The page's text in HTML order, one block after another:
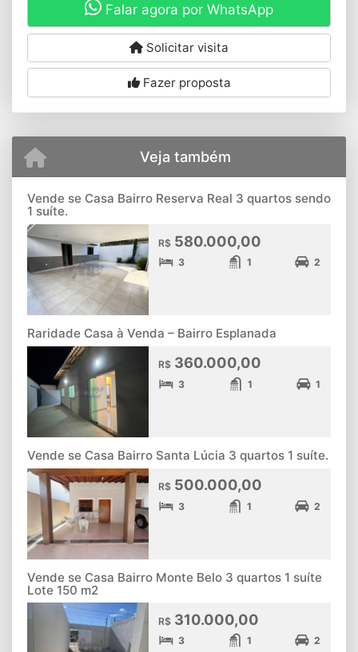
Falar agora por WhatsApp
Solicitar visita
Fazer proposta
Veja também
Vende se Casa Bairro Reserva Real 3 quartos sendo
1 suíte.
R$ 580.000,00
3 1 2
Raridade Casa à Venda – Bairro Esplanada
R$ 360.000,00
3 1 1
Vende se Casa Bairro Santa Lúcia 3 quartos 1 suíte.
R$ 500.000,00
3 1 2
Vende se Casa Bairro Monte Belo 3 quartos 1 suíte
Lote 150 m2
R$ 310.000,00
3 1 2